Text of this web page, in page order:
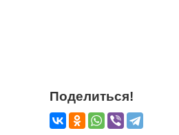
Поделиться!